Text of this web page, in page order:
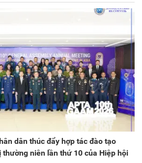
dân thúc đẩy hợp tác đào tạo
thường niên lần thứ 10 của Hiệp hội